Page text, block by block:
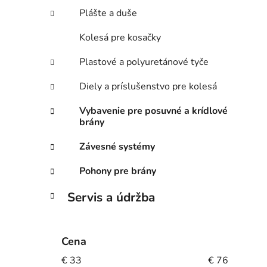
Plášte a duše
Kolesá pre kosačky
Plastové a polyuretánové tyče
Diely a príslušenstvo pre kolesá
Vybavenie pre posuvné a krídlové
brány
Závesné systémy
Pohony pre brány
Servis a údržba
Cena
€ 33 € 76